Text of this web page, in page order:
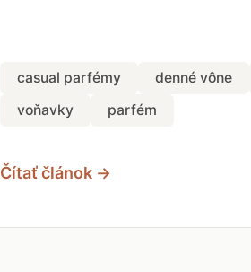
casual parfémy denné vône
voňavky
parfém
Čítať článok →